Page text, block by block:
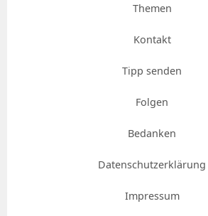
Themen
Kontakt
Tipp senden
Folgen
Bedanken
Datenschutzerklärung
Impressum